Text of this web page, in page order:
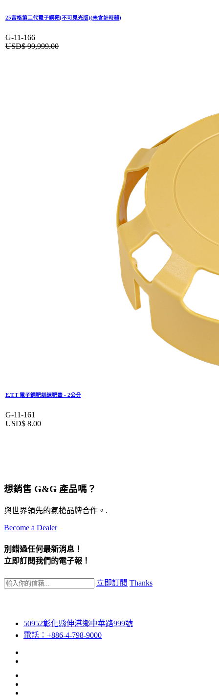
25宮格第二代電子鋼靶(不可見光版)(未含計時器)
G-11-166
USD$99,999.00
E.T.T 電子鋼靶訓練靶蓋 - 2公分
G-11-161
USD$8.00
想銷售 G&G 產品嗎？
與世界領先的氣槍品牌合作。.
Become a Dealer
別錯過任何最新消息！
立即訂閱我們的電子報！
立即訂閱 Thanks
50952彰化縣伸港鄉中華路999號
電話：+886-4-798-9000